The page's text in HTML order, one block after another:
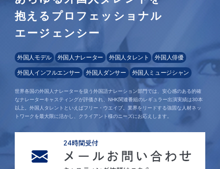
抱えるプロフェッショナル
エージェンシー
外国人モデル 外国人ナレーター 外国人タレント 外国人俳優
外国人インフルエンサー 外国人ダンサー 外国人ミュージシャン
世界各国の外国人ナレーターを扱う外国語ナレーション部門では、安心感のある的確
なナレーターキャスティングが評価され、NHK関連番組のレギュラー出演実績は30本
以上。外国人タレントといえばフリー・ウエイブ。業界をリードする強固な人材ネッ
トワークを最大限に活かし、クライアント様のニーズにお応えします。